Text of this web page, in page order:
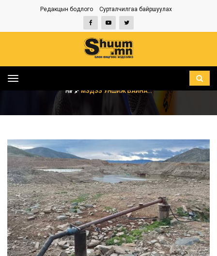
Редакцын бодлого Сурталчилгаа байршуулах
Toggle
НҮҮР МЭДЭЭ УНШИЖ БАЙНА...